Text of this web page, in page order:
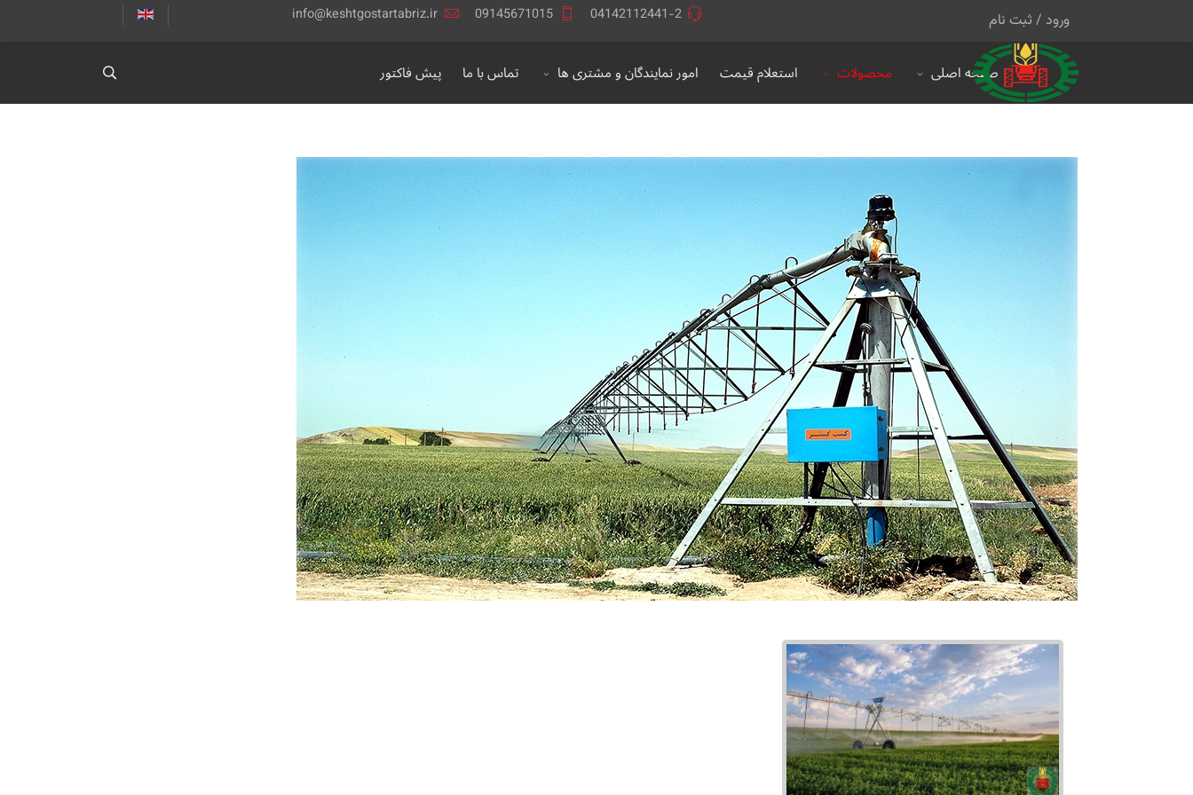
ورود / ثبت نام 04142112441-2
09145671015
info@keshtgostartabriz.ir
صفحه اصلی محصولات استعلام قیمت امور نمایندگان و مشتری ها تماس با ما پیش فاکتور